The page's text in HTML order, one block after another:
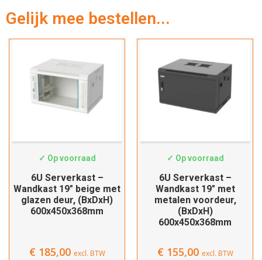
Gelijk mee bestellen...
✓ Op voorraad
6U Serverkast –
Wandkast 19″ beige met
glazen deur, (BxDxH)
600x450x368mm
€185,00 excl. BTW
✓ Op voorraad
6U Serverkast –
Wandkast 19″ met
metalen voordeur,
(BxDxH)
600x450x368mm
€155,00 excl. BTW
Hartelijk dank!
Verder winkelen